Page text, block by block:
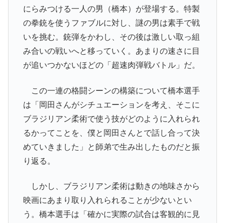
にらみつける一人の男（橋本）が登場する。特製
の拳銃を使うファブルに対し、謎の男は素手で戦
いを挑む。銃弾をかわし、その後は激しい取っ組
み合いの戦いへと移っていく。あまりの速さに目
が追いつかないほどの「超速肉弾戦バトル」だ。
この一連の格闘シーンの構築について橋本選手
は「岡田さんがシチュエーションを考え、そこに
ブラジリアン柔術で使う技がどのように入れられ
るかってことを、僕と岡田さんとで話し合って決
めていきました」と師弟で生み出したものだと振
り返る。
しかし、ブラジリアン柔術は動きの地味さから
映画にあまり取り入れられることが少ないとい
う。橋本選手は「確かに実際の試合は客観的に見